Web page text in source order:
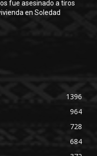
fue asesinado a tiros
en Soledad
1396
964
728
684